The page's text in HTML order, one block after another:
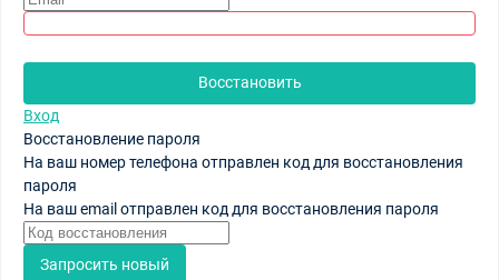
Восстановить
Вход
Восстановление пароля
На ваш номер телефона отправлен код для восстановления
пароля
На ваш email отправлен код для восстановления пароля
Запросить новый